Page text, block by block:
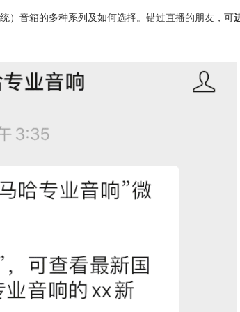
）音箱的多种系列及如何选择。错过直播的朋友，可